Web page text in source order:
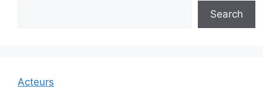
Search
Acteurs